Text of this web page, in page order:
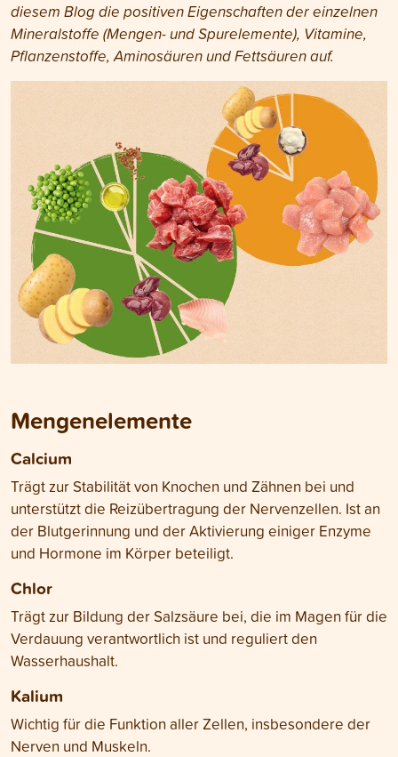
diesem Blog die positiven Eigenschaften der einzelnen
Mineralstoffe (Mengen- und Spurelemente), Vitamine,
Pflanzenstoffe, Aminosäuren und Fettsäuren auf.
Mengenelemente
Calcium
Trägt zur Stabilität von Knochen und Zähnen bei und
unterstützt die Reizübertragung der Nervenzellen. Ist an
der Blutgerinnung und der Aktivierung einiger Enzyme
und Hormone im Körper beteiligt.
Chlor
Trägt zur Bildung der Salzsäure bei, die im Magen für die
Verdauung verantwortlich ist und reguliert den
Wasserhaushalt.
Kalium
Wichtig für die Funktion aller Zellen, insbesondere der
Nerven und Muskeln.